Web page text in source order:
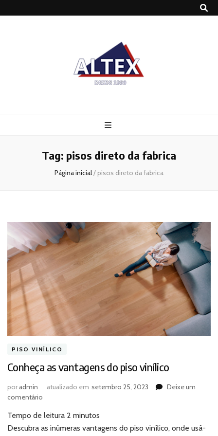
Tag: pisos direto da fabrica
Página inicial/ pisos direto da fabrica
PISO VINÍLICO
Conheça as vantagens do piso vinílico
poradmin atualizado em setembro 25, 2023
Deixe um
comentário
as
vantagens
Tempo de leitura 2 minutos
Descubra as inúmeras vantagens do piso vinílico, onde usá-